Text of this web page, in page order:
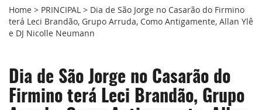
Home > PRINCIPAL > Dia de São Jorge no Casarão do Firmino
terá Leci Brandão, Grupo Arruda, Como Antigamente, Allan Ylê
e DJ Nicolle Neumann
Dia de São Jorge no Casarão do
Firmino terá Leci Brandão, Grupo